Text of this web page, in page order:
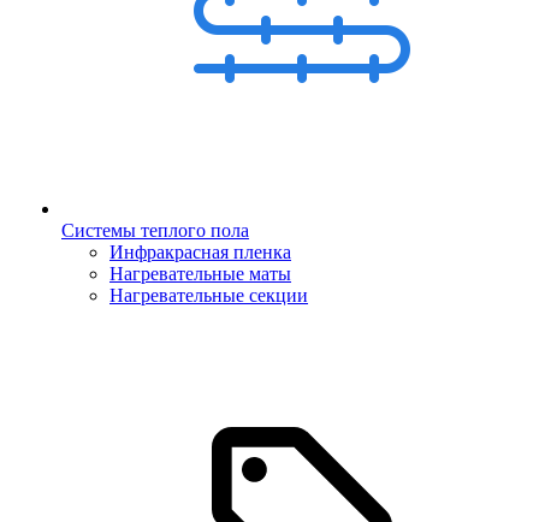
Системы теплого пола
Инфракрасная пленка
Нагревательные маты
Нагревательные секции